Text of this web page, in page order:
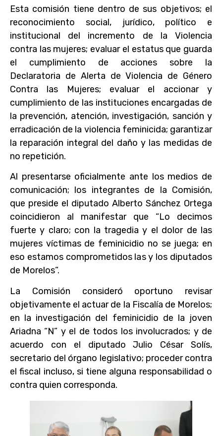
Esta comisión tiene dentro de sus objetivos; el
reconocimiento social, jurídico, político e
institucional del incremento de la Violencia
contra las mujeres; evaluar el estatus que guarda
el cumplimiento de acciones sobre la
Declaratoria de Alerta de Violencia de Género
Contra las Mujeres; evaluar el accionar y
cumplimiento de las instituciones encargadas de
la prevención, atención, investigación, sanción y
erradicación de la violencia feminicida; garantizar
la reparación integral del daño y las medidas de
no repetición.
Al presentarse oficialmente ante los medios de
comunicación; los integrantes de la Comisión,
que preside el diputado Alberto Sánchez Ortega
coincidieron al manifestar que “Lo decimos
fuerte y claro; con la tragedia y el dolor de las
mujeres víctimas de feminicidio no se juega; en
eso estamos comprometidos las y los diputados
de Morelos”.
La Comisión consideró oportuno revisar
objetivamente el actuar de la Fiscalía de Morelos;
en la investigación del feminicidio de la joven
Ariadna “N” y el de todos los involucrados; y de
acuerdo con el diputado Julio César Solís,
secretario del órgano legislativo; proceder contra
el fiscal incluso, si tiene alguna responsabilidad o
contra quien corresponda.